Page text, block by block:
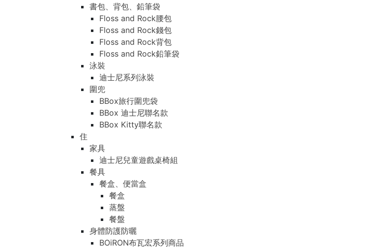
書包、背包、鉛筆袋
Floss and Rock腰包
Floss and Rock錢包
Floss and Rock背包
Floss and Rock鉛筆袋
泳裝
迪士尼系列泳裝
圍兜
BBox旅行圍兜袋
BBox 迪士尼聯名款
BBox Kitty聯名款
住
家具
迪士尼兒童遊戲桌椅組
餐具
餐盒、便當盒
餐盒
蒸盤
餐盤
身體防護防曬
BOiRON布瓦宏系列商品